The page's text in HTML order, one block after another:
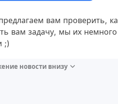
вам проверить,
вам задачу, мы их
;)
новости внизу